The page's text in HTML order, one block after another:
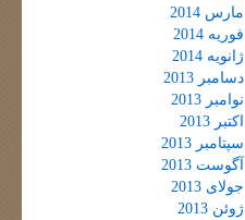
مارس 2014
فوریه 2014
ژانویه 2014
دسامبر 2013
نوامبر 2013
اکتبر 2013
سپتامبر 2013
آگوست 2013
جولای 2013
ژوئن 2013